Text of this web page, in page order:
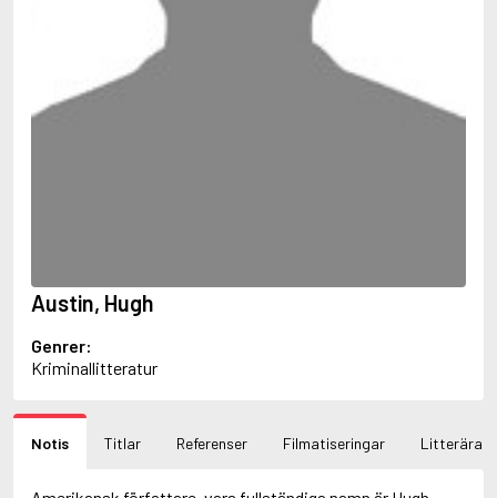
Ahrnstedt, Simona
Aichner, Bernhard
Aiken, Joan
Aird, Catherine
Allan, John B.
Allbeury, Ted
Allende, Isabel
Allingham, Margery
Alving, Fanny
Alvtegen, Karin
Austin, Hugh
Genrer:
Kriminallitteratur
Notis Titlar Referenser Filmatiseringar Litterära